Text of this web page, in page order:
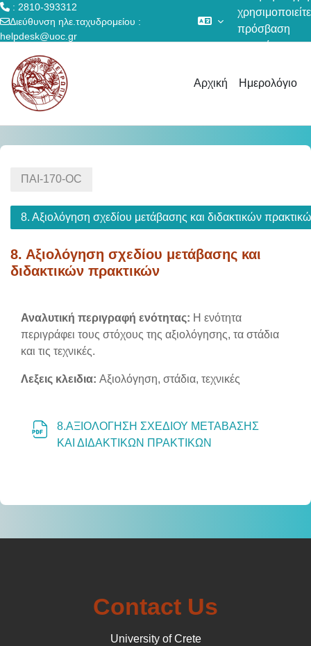
: 2810-393312
Διεύθυνση ηλε.ταχυδρομείου :
helpdesk@uoc.gr
χρησιμοποιείτε
πρόσβαση
επισκέπτη
Αρχική Ημερολόγιο
ΠΑΙ-170-OC
8. Αξιολόγηση σχεδίου μετάβασης και διδακτικών
8. Αξιολόγηση σχεδίου μετάβασης και
διδακτικών πρακτικών
Section outline
Αναλυτική περιγραφή ενότητας: Η ενότητα
περιγράφει τους στόχους της αξιολόγησης, τα στάδια
και τις τεχνικές.
Λεξεις κλειδια: Αξιολόγηση, στάδια, τεχνικές
8.ΑΞΙΟΛΟΓΗΣΗ ΣΧΕΔΙΟΥ ΜΕΤΑΒΑΣΗΣ
ΚΑΙ ΔΙΔΑΚΤΙΚΩΝ ΠΡΑΚΤΙΚΩΝ
Contact Us
University of Crete